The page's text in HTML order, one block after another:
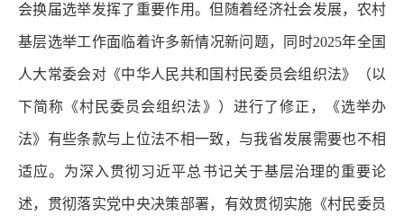
会换届选举发挥了重要作用。但随着经济社会发展，农村
基层选举工作面临着许多新情况新问题，同时2025年全国
人大常委会对《中华人民共和国村民委员会组织法》（以
下简称《村民委员会组织法》）进行了修正，《选举办
法》有些条款与上位法不相一致，与我省发展需要也不相
适应。为深入贯彻习近平总书记关于基层治理的重要论
述，贯彻落实党中央决策部署，有效贯彻实施《村民委员